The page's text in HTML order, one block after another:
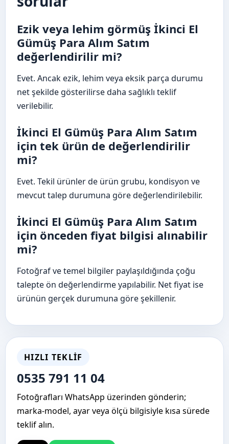
Ezik veya lehim görmüş İkinci El
Gümüş Para Alım Satım
değerlendirilir mi?
Evet. Ancak ezik, lehim veya eksik parça durumu
net şekilde gösterilirse daha sağlıklı teklif
verilebilir.
İkinci El Gümüş Para Alım Satım
için tek ürün de değerlendirilir
mi?
Evet. Tekil ürünler de ürün grubu, kondisyon ve
mevcut talep durumuna göre değerlendirilebilir.
İkinci El Gümüş Para Alım Satım
için önceden fiyat bilgisi alınabilir
mi?
Fotoğraf ve temel bilgiler paylaşıldığında çoğu
talepte ön değerlendirme yapılabilir. Net fiyat ise
ürünün gerçek durumuna göre şekillenir.
HIZLI TEKLIF
0535 791 11 04
Fotoğrafları WhatsApp üzerinden gönderin;
marka-model, ayar veya ölçü bilgisiyle kısa sürede
teklif alın.